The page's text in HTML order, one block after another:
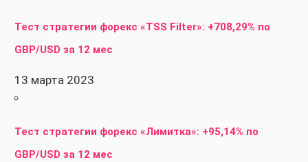
Тест стратегии форекс «TSS Filter»: +708,29% по
GBP/USD за 12 мес
13 марта 2023
Тест стратегии форекс «Лимитка»: +95,14% по
GBP/USD за 12 мес